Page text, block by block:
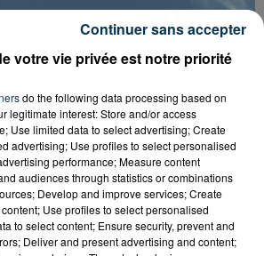
ET TENANT DES
UN FESTIVALIER A...
votre vie privée est notre priorité
do the following data processing based on
legitimate interest: Store and/or access
Use limited data to select advertising; Create
advertising; Use profiles to select personalised
performance; Measure content
audiences through statistics or combinations
Develop and improve services; Create
Use profiles to select personalised
to select content; Ensure security, prevent and
Deliver and present advertising and content;
Continuer sans accepter